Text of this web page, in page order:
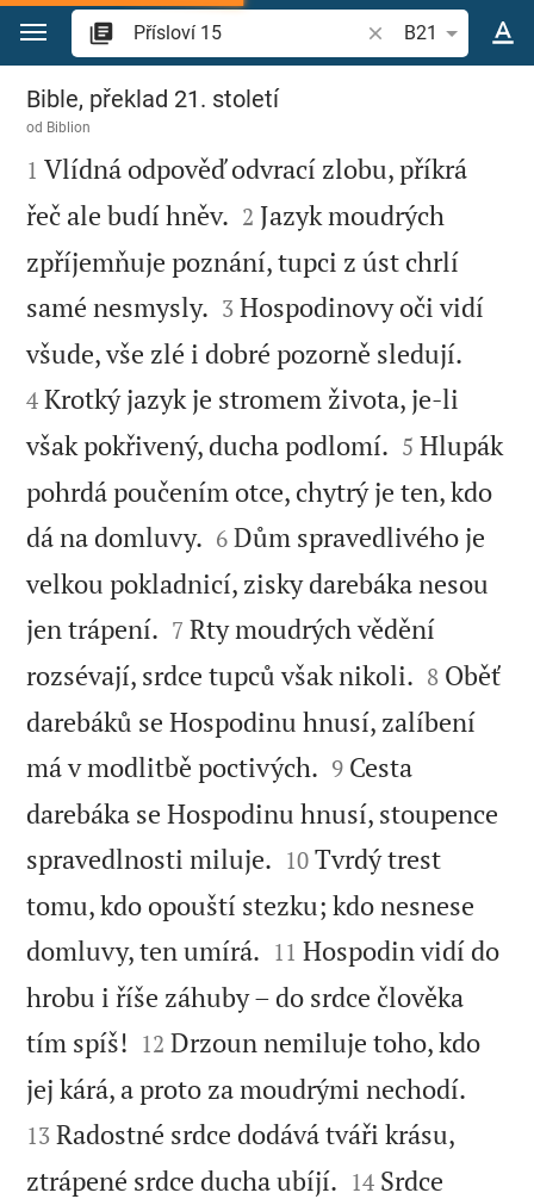
Přejít na obsah
Vyhledat biblický
B21
Přísloví 15
Bible, překlad 21. století
od Biblion

1 Vlídná odpověď odvrací zlobu, příkrá
řeč ale budí hněv. 

2 Jazyk moudrých
zpříjemňuje poznání, tupci z úst chrlí
samé nesmysly. 

3 Hospodinovy oči vidí
všude, vše zlé i dobré pozorně sledují.
4 Krotký jazyk je stromem života, je-li
však pokřivený, ducha podlomí. 

5 Hlupák
pohrdá poučením otce, chytrý je ten, kdo
dá na domluvy. 

6 Dům spravedlivého je
velkou pokladnicí, zisky darebáka nesou
jen trápení. 

7 Rty moudrých vědění
rozsévají, srdce tupců však nikoli. 

8 Oběť
darebáků se Hospodinu hnusí, zalíbení
má v modlitbě poctivých. 

9 Cesta
darebáka se Hospodinu hnusí, stoupence
spravedlnosti miluje. 

10 Tvrdý trest
tomu, kdo opouští stezku; kdo nesnese
domluvy, ten umírá. 

11 Hospodin vidí do
hrobu i říše záhuby – do srdce člověka
tím spíš! 

12 Drzoun nemiluje toho, kdo
jej kárá, a proto za moudrými nechodí.
13 Radostné srdce dodává tváři krásu,
ztrápené srdce ducha ubíjí. 

14 Srdce